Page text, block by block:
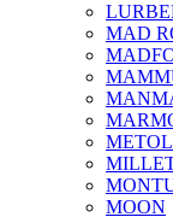
MAD
MOON